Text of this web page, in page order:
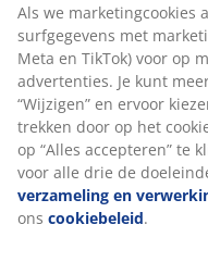
Als we marketingcookies
surfgegevens met
Meta en TikTok) voor op
advertenties. Je kunt
“Wijzigen” en ervoor
trekken door op het
op “Alles accepteren” te
voor alle drie de
verzameling en
ons cookiebeleid.